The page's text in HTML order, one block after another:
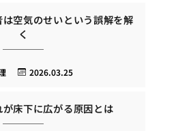
は空気のせいという誤解を解
く
2026.03.25
床下に広がる原因とは